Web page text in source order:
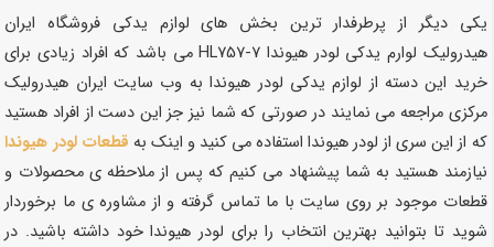
یکی دیگر از پرطرفدار ترین بخش های لوازم یدکی فروشگاه ایران
هیدرولیک لوارم یدکی لودر هیوندا HL757-7 می باشد که افراد زیادی برای
خرید این دسته از لوازم یدکی لودر هیوندا به وب سایت ایران هیدرولیک
مرکزی مراجعه می نمایند در صورتی که شما نیز جز این دست از افراد هستید
که از این سری از لودر هیوندا استفاده می کنید و اینک به قطعات لودر هیوندا
نیازمند هستید به شما پیشنهاد می کنیم که پس از ملاحظه ی محصولات و
قطعات موجود بر روی سایت با ما تماس گرفته و از مشاوره ی ما برخوردار
شوید تا بتوانید بهترین انتخاب را برای لودر هیوندا خود داشته باشید. در